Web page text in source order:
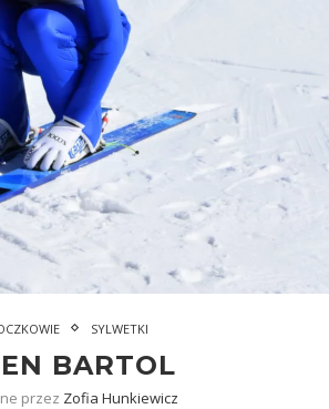
SYLWETKI
BARTOL
przez Zofia Hunkiewicz